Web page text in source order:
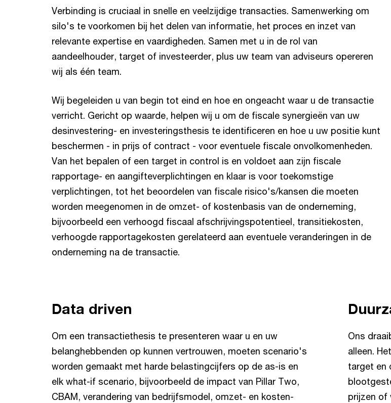
Verbinding is cruciaal in snelle en veelzijdige transacties. Samenwerking om
silo's te voorkomen bij het delen van informatie, het proces en inzet van
relevante expertise en vaardigheden. Samen met u in de rol van
aandeelhouder, target of investeerder, plus uw team van adviseurs opereren
wij als één team.
Wij begeleiden u van begin tot eind en hoe en ongeacht waar u de transactie
verricht. Gericht op waarde, helpen wij u om de fiscale synergieën van uw
desinvestering- en investeringsthesis te identificeren en hoe u uw positie kunt
beschermen - in prijs of contract - voor eventuele fiscale onvolkomenheden.
Van het bepalen of een target in control is en voldoet aan zijn fiscale
rapportage- en aangifteverplichtingen en klaar is voor toekomstige
verplichtingen, tot het beoordelen van fiscale risico's/kansen die moeten
worden meegenomen in de omzet- of kostenbasis van de onderneming,
bijvoorbeeld een verhoogd fiscaal afschrijvingspotentieel, transitiekosten,
verhoogde rapportagekosten gerelateerd aan eventuele veranderingen in de
onderneming na de transactie.
Data driven
Om een transactiethesis te presenteren waar u en uw
belanghebbenden op kunnen vertrouwen, moeten scenario's
worden gemaakt met harde belastingcijfers op de as-is en
elk what-if scenario, bijvoorbeeld de impact van Pillar Two,
CBAM, verandering van bedrijfsmodel, omzet- en kosten-
Ons
alleen.
target en
prijzen of